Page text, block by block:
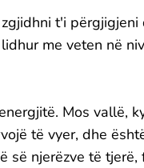
t'i
me veten në
Mos vallë,
të vyer, dhe
së njerëzve të